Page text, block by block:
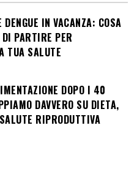
DENGUE IN VACANZA: COSA
PARTIRE PER
TUA SALUTE
DOPO I 40
DAVVERO SU DIETA,
RIPRODUTTIVA